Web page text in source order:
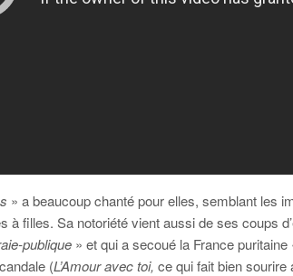
» a beaucoup chanté pour elles, semblant les
à filles. Sa notoriété vient aussi de ses coups
publique » et qui a secoué la France puritaine
(L’Amour avec toi, ce qui fait bien sourire